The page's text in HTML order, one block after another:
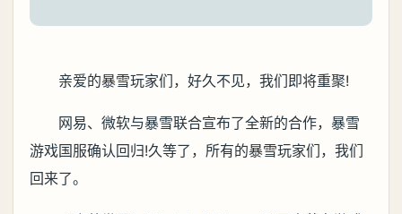
亲爱的暴雪玩家们，好久不见，我们即将重聚!
网易、微软与暴雪联合宣布了全新的合作，暴雪
游戏国服确认回归!久等了，所有的暴雪玩家们，我们
回来了。